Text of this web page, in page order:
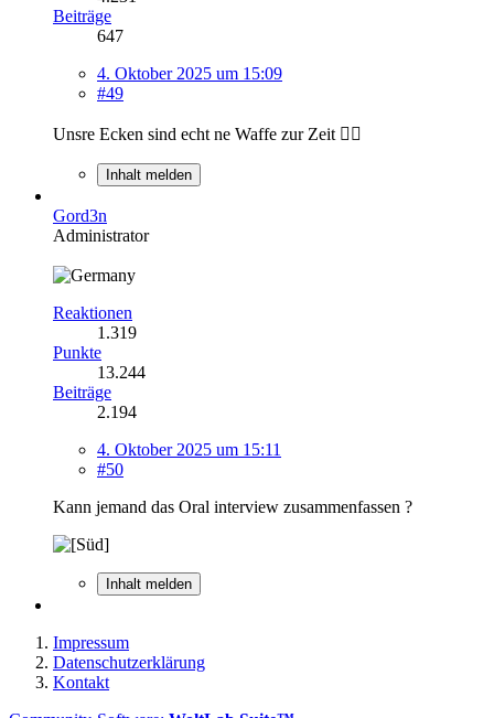
Beiträge
647
4. Oktober 2025 um 15:09
#49
Unsre Ecken sind echt ne Waffe zur Zeit 👍🏼
Inhalt melden
Gord3n
Administrator
Reaktionen
1.319
Punkte
13.244
Beiträge
2.194
4. Oktober 2025 um 15:11
#50
Kann jemand das Oral interview zusammenfassen ?
Inhalt melden
Impressum
Datenschutzerklärung
Kontakt